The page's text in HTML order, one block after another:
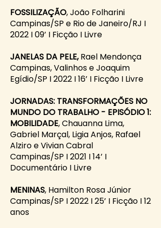
FOSSILIZAÇÃO, João Folharini
Campinas/SP e Rio de Janeiro/RJ I
2022 I 09’ I Ficção I Livre
JANELAS DA PELE,Rael Mendonça
Campinas, Valinhos e Joaquim
Egídio/SP I 2022 I 16’ I Ficção I Livre
JORNADAS: TRANSFORMAÇÕES NO
MUNDO DO TRABALHO - EPISÓDIO 1:
MOBILIDADE, Chauanna Lima,
Gabriel Marçal, Ligia Anjos, Rafael
Alziro e Vivian Cabral
Campinas/SP I 2021 I 14’ I
Documentário I Livre
MENINAS, Hamilton Rosa Júnior
Campinas/SP I 2022 I 25’ I Ficção I 12
anos